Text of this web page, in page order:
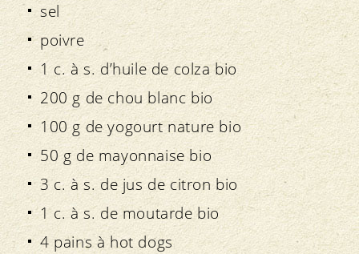
sel
poivre
1 c. à s. d’huile de colza bio
200 g de chou blanc bio
100 g de yogourt nature bio
50 g de mayonnaise bio
3 c. à s. de jus de citron bio
1 c. à s. de moutarde bio
4 pains à hot dogs